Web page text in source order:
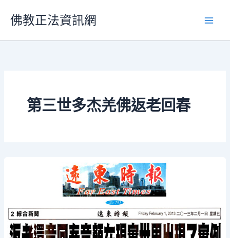
要
佛教正法資訊網
第三世多杰羌佛返老回春